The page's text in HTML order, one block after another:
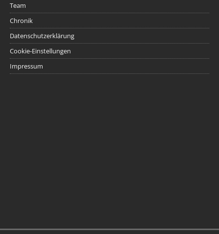
Team
Chronik
Datenschutzerklärung
Cookie-Einstellungen
Impressum